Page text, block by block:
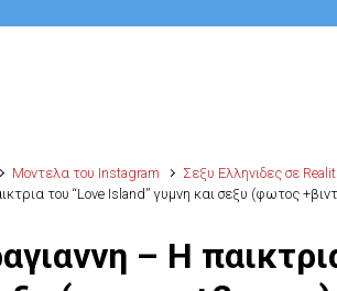
Μοντελα του Instagram
Σεξυ Ελληνιδες σε
του “Love Island” γυμνη και σεξυ (φωτος
– Η